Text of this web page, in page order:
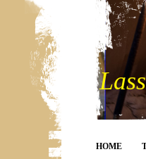
HOME